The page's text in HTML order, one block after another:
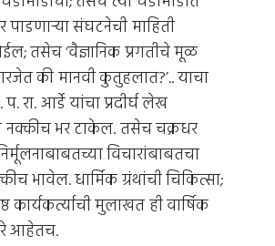
पाडणार्‍या संघटनेची माहिती
तसेच ‘वैज्ञानिक प्रगतीचे मूळ
की मानवी कुतुहलात?’.. याचा
रा. आर्डे यांचा प्रदीर्घ लेख
नक्कीच भर टाकेल. तसेच चक्रधर
विचारांबाबतचा
भावेल. धार्मिक ग्रंथांची चिकित्सा;
कार्यकर्त्याची मुलाखत ही वार्षिक
आहेतच.